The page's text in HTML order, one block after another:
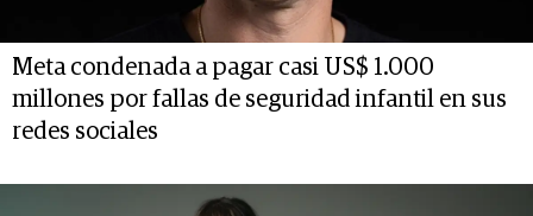
Meta condenada a pagar casi US$ 1.000
millones por fallas de seguridad infantil en sus
redes sociales